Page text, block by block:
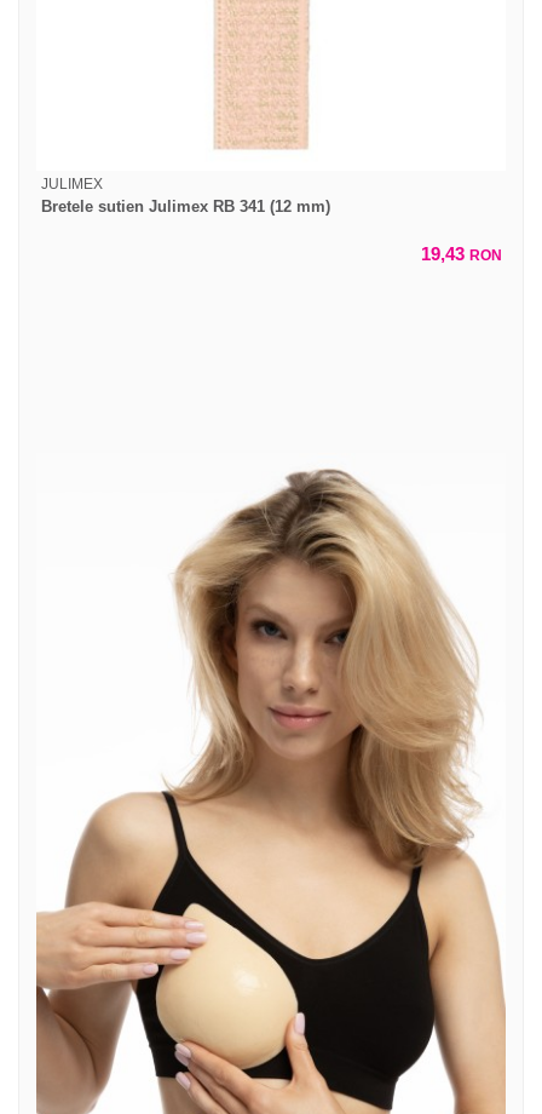
JULIMEX
Bretele sutien Julimex RB 341 (12 mm)
19,43 RON